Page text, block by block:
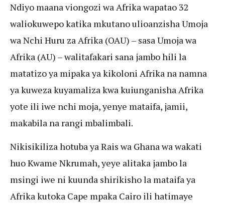
Ndiyo maana viongozi wa Afrika wapatao 32
waliokuwepo katika mkutano ulioanzisha Umoja
wa Nchi Huru za Afrika (OAU) – sasa Umoja wa
Afrika (AU) – walitafakari sana jambo hili la
matatizo ya mipaka ya kikoloni Afrika na namna
ya kuweza kuyamaliza kwa kuiunganisha Afrika
yote ili iwe nchi moja, yenye mataifa, jamii,
makabila na rangi mbalimbali.
Nikisikiliza hotuba ya Rais wa Ghana wa wakati
huo Kwame Nkrumah, yeye alitaka jambo la
msingi iwe ni kuunda shirikisho la mataifa ya
Afrika kutoka Cape mpaka Cairo ili hatimaye